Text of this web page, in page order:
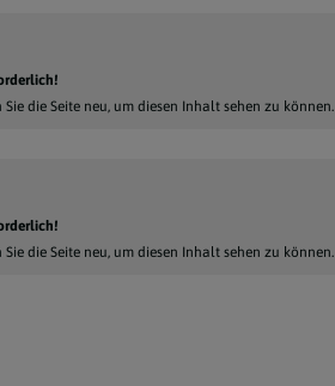
Sie die Seite neu, um diesen Inhalt sehen zu können.
Sie die Seite neu, um diesen Inhalt sehen zu können.